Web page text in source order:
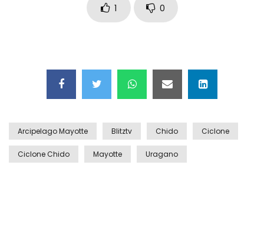
Grattacielo crolla per un incendio
1 0
Arcipelago Mayotte Blitztv Chido Ciclone
Ciclone Chido Mayotte Uragano